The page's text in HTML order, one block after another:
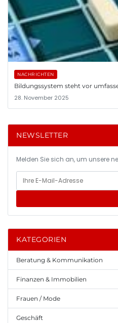
NACHRICHTEN
Bildungssystem steht vor
28. November 2025
NEWSLETTER
Melden Sie sich an, um unsere
KATEGORIEN
Beratung & Kommunikation
Finanzen & Immobilien
Frauen / Mode
Geschäft